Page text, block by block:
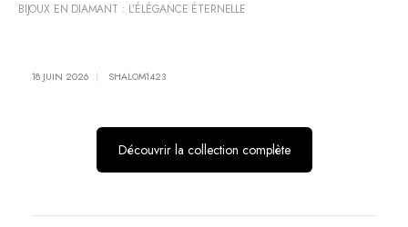
BIJOUX EN DIAMANT : L’ÉLÉGANCE ÉTERNELLE
18 JUIN 2026 SHALOM1423
Découvrir la collection complète